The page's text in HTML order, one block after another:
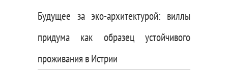
Будущее за эко-архитектурой: виллы
придума как образец устойчивого
проживания в Истрии